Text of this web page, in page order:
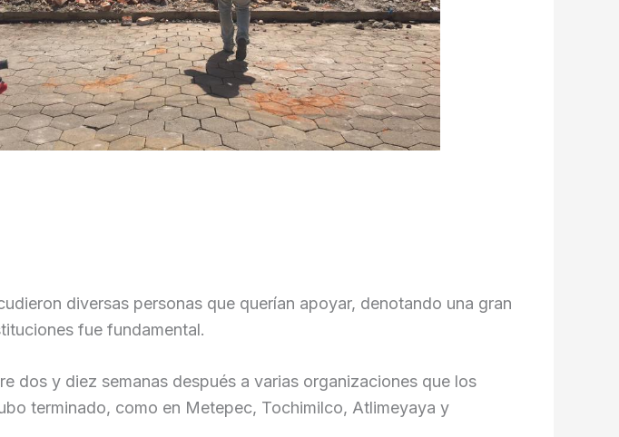
diversas personas que querían apoyar, denotando una gran
fue fundamental.
dos y diez semanas después a varias organizaciones que los
terminado, como en Metepec, Tochimilco, Atlimeyaya y